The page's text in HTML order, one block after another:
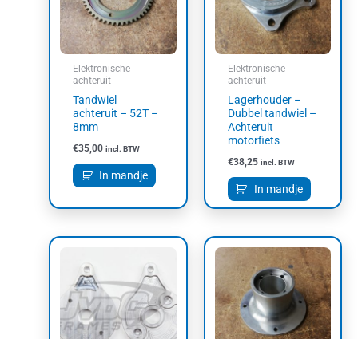
Elektronische
achteruit
Tandwiel
achteruit – 52T –
8mm
€35,00 incl. BTW
In mandje
Elektronische
achteruit
Lagerhouder –
Dubbel tandwiel –
Achteruit
motorfiets
€38,25 incl. BTW
In mandje